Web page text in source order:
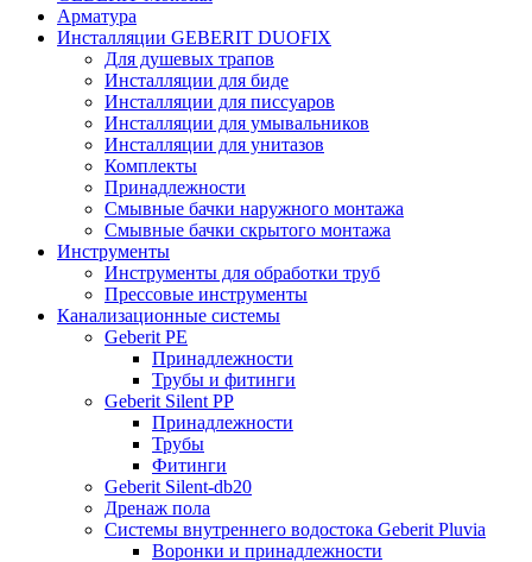
Арматура
Инсталляции GEBERIT DUOFIX
Для душевых трапов
Инсталляции для биде
Инсталляции для писсуаров
Инсталляции для умывальников
Инсталляции для унитазов
Комплекты
Принадлежности
Смывные бачки наружного монтажа
Смывные бачки скрытого монтажа
Инструменты
Инструменты для обработки труб
Прессовые инструменты
Канализационные системы
Geberit PE
Принадлежности
Трубы и фитинги
Geberit Silent PP
Принадлежности
Трубы
Фитинги
Geberit Silent-db20
Дренаж пола
Системы внутреннего водостока Geberit Pluvia
Воронки и принадлежности